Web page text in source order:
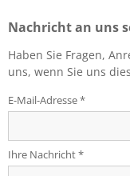
Nachricht an uns
Haben Sie Fragen,
uns, wenn Sie uns
E-Mail-Adresse *
Ihre Nachricht *